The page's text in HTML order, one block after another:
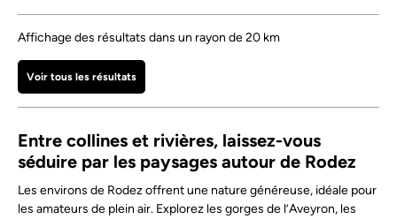
Affichage des résultats dans un rayon de 20 km
Voir tous les résultats
Entre collines et rivières, laissez-vous
séduire par les paysages autour de Rodez
Les environs de Rodez offrent une nature généreuse, idéale pour
les amateurs de plein air. Explorez les gorges de l’Aveyron, les